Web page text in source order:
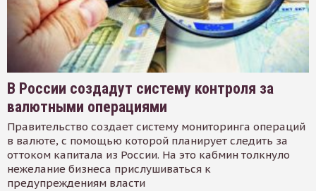
В России создадут систему контроля за
валютными операциями
Правительство создает систему мониторинга операций
в валюте, с помощью которой планирует следить за
оттоком капитала из России. На это кабмин толкнуло
нежелание бизнеса прислушиваться к
предупреждениям власти